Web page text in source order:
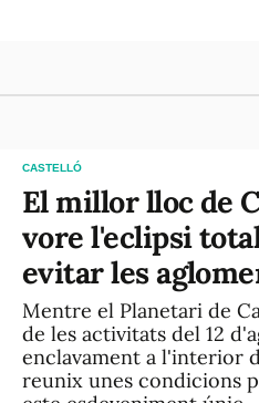
CASTELLÓ
El millor lloc de
vore l'eclipsi
evitar les
Mentre el Planetari de
de les activitats del 12
enclavament a l'interior
reunix unes condicions